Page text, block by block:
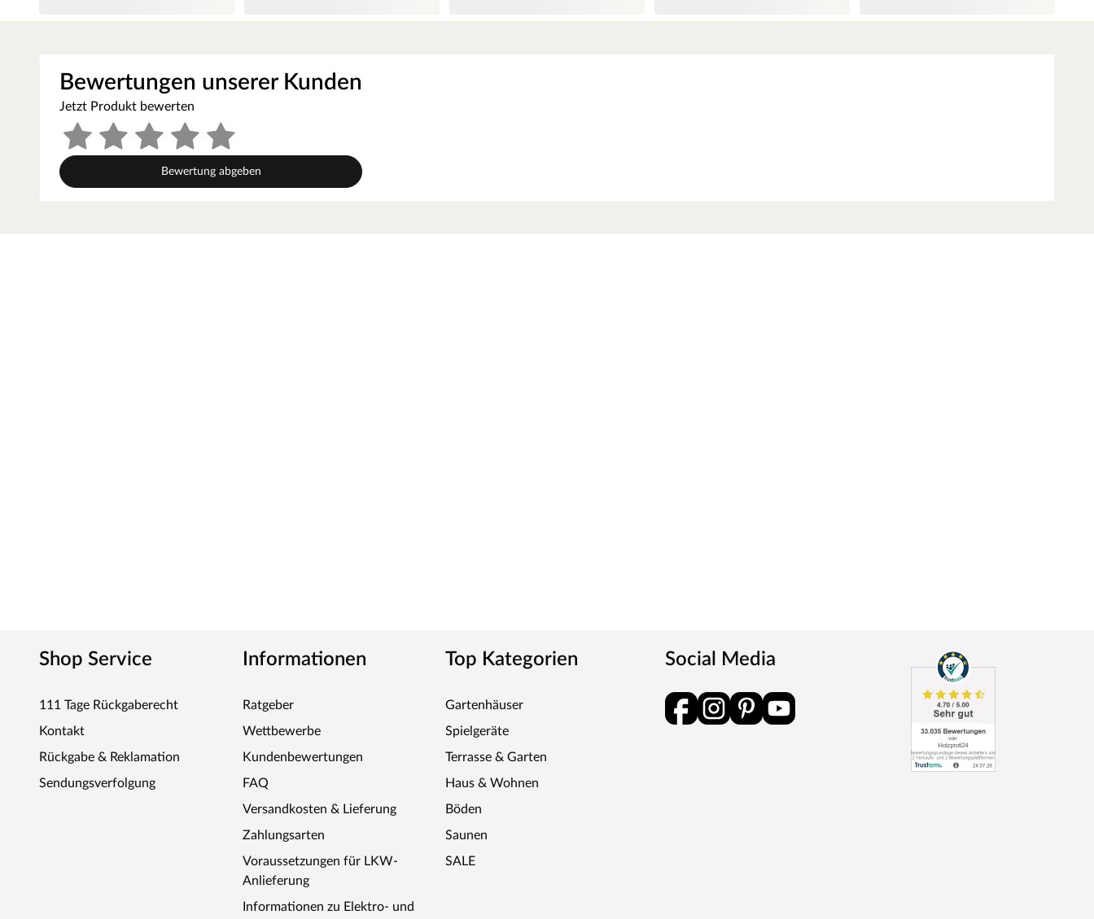
Bewertungen unserer Kunden
Jetzt Produkt bewerten
Bewertung abgeben
Shop Service
111 Tage Rückgaberecht
Kontakt
Rückgabe & Reklamation
Sendungsverfolgung
Informationen
Ratgeber
Wettbewerbe
Kundenbewertungen
FAQ
Versandkosten & Lieferung
Zahlungsarten
Voraussetzungen für LKW-
Anlieferung
Informationen zu Elektro- und
Top Kategorien
Gartenhäuser
Spielgeräte
Terrasse & Garten
Haus & Wohnen
Böden
Saunen
SALE
Social Media